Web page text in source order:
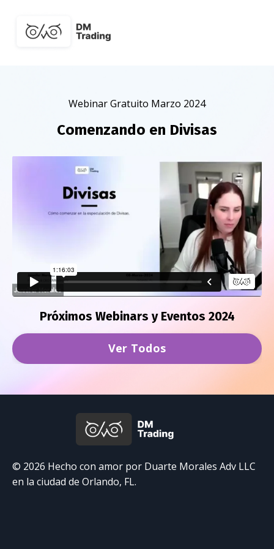
Webinar Gratuito Marzo 2024
Comenzando en Divisas
Próximos Webinars y Eventos 2024
Ver Todos
© 2026 Hecho con amor por Duarte Morales Adv LLC
en la ciudad de Orlando, FL.